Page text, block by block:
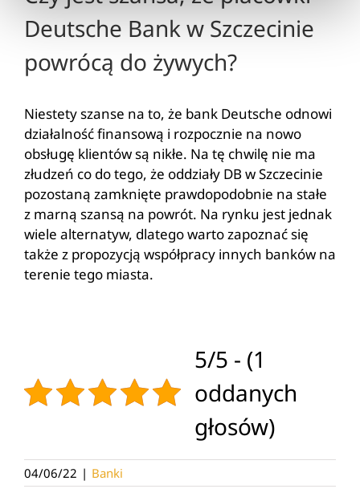
Deutsche Bank w Szczecinie
powrócą do żywych?
Niestety szanse na to, że bank Deutsche odnowi
działalność finansową i rozpocznie na nowo
obsługę klientów są nikłe. Na tę chwilę nie ma
złudzeń co do tego, że oddziały DB w Szczecinie
pozostaną zamknięte prawdopodobnie na stałe
z marną szansą na powrót. Na rynku jest jednak
wiele alternatyw, dlatego warto zapoznać się
także z propozycją współpracy innych banków na
terenie tego miasta.
5/5 - (1
oddanych
głosów)
04/06/22 | Banki